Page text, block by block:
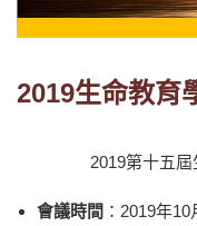
2019生命教育
2019第十五
會議時間 ：2019年